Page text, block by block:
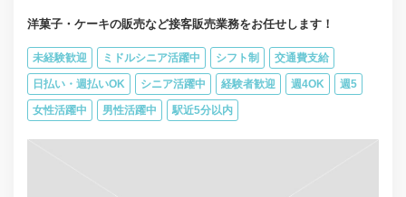
洋菓子・ケーキの販売など接客販売業務をお任せします！
未経験歓迎 ミドルシニア活躍中 シフト制 交通費支給
日払い・週払いOK シニア活躍中 経験者歓迎 週4OK 週5
女性活躍中 男性活躍中 駅近5分以内